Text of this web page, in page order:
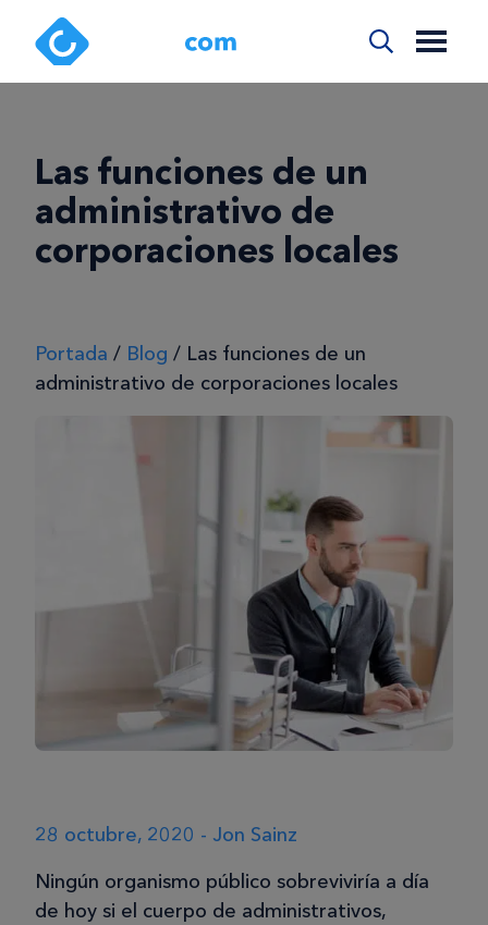
Las funciones de un
administrativo de
corporaciones locales
Portada / Blog / Las funciones de un
administrativo de corporaciones locales
28 octubre, 2020 - Jon Sainz
Ningún organismo público sobreviviría a día
de hoy si el cuerpo de administrativos,